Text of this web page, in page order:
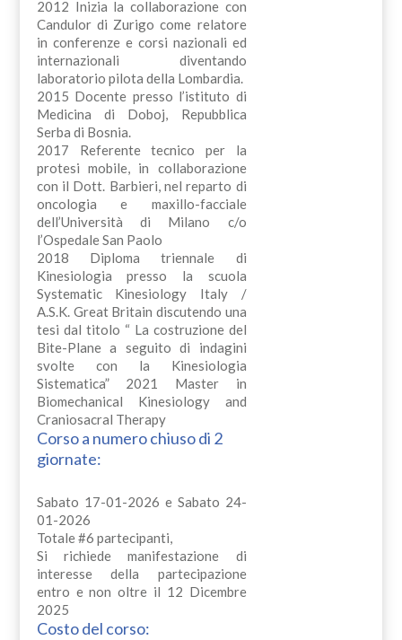
2012 Inizia la collaborazione con
Candulor di Zurigo come relatore
in conferenze e corsi nazionali ed
internazionali diventando
laboratorio pilota della Lombardia.
2015 Docente presso l’istituto di
Medicina di Doboj, Repubblica
Serba di Bosnia.
2017 Referente tecnico per la
protesi mobile, in collaborazione
con il Dott. Barbieri, nel reparto di
oncologia e maxillo-facciale
dell’Università di Milano c/o
l’Ospedale San Paolo
2018 Diploma triennale di
Kinesiologia presso la scuola
Systematic Kinesiology Italy /
A.S.K. Great Britain discutendo una
tesi dal titolo “ La costruzione del
Bite-Plane a seguito di indagini
svolte con la Kinesiologia
Sistematica” 2021 Master in
Biomechanical Kinesiology and
Craniosacral Therapy
Corso a numero chiuso di 2
giornate:
Sabato 17-01-2026 e Sabato 24-
01-2026
Totale #6 partecipanti,
Si richiede manifestazione di
interesse della partecipazione
entro e non oltre il 12 Dicembre
2025
Costo del corso: